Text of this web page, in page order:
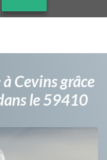
Cevins grâce
le 59410